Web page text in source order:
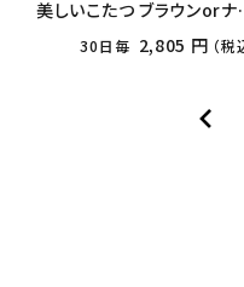
美しいこたつ ブラウンorナ
ュラル30日毎 2,805 円 （税